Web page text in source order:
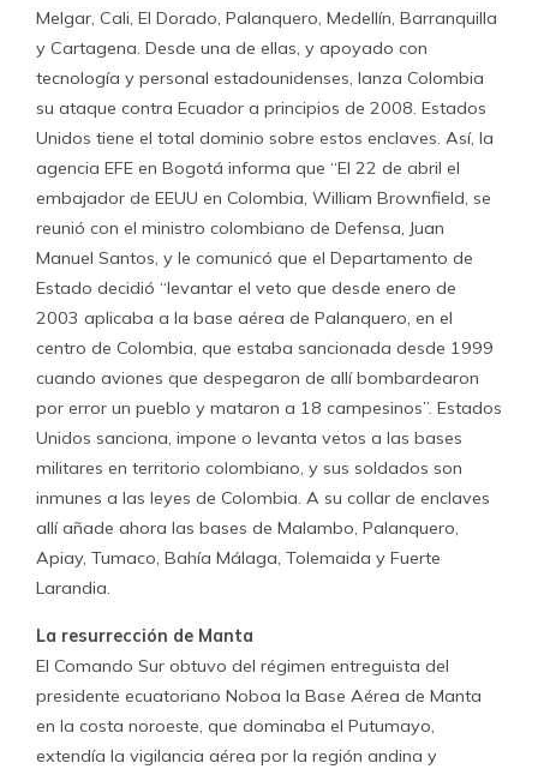
Melgar, Cali, El Dorado, Palanquero, Medellín, Barranquilla
y Cartagena. Desde una de ellas, y apoyado con
tecnología y personal estadounidenses, lanza Colombia
su ataque contra Ecuador a principios de 2008. Estados
Unidos tiene el total dominio sobre estos enclaves. Así, la
agencia EFE en Bogotá informa que “El 22 de abril el
embajador de EEUU en Colombia, William Brownfield, se
reunió con el ministro colombiano de Defensa, Juan
Manuel Santos, y le comunicó que el Departamento de
Estado decidió “levantar el veto que desde enero de
2003 aplicaba a la base aérea de Palanquero, en el
centro de Colombia, que estaba sancionada desde 1999
cuando aviones que despegaron de allí bombardearon
por error un pueblo y mataron a 18 campesinos”. Estados
Unidos sanciona, impone o levanta vetos a las bases
militares en territorio colombiano, y sus soldados son
inmunes a las leyes de Colombia. A su collar de enclaves
allí añade ahora las bases de Malambo, Palanquero,
Apiay, Tumaco, Bahía Málaga, Tolemaida y Fuerte
Larandia.
La resurrección de Manta
El Comando Sur obtuvo del régimen entreguista del
presidente ecuatoriano Noboa la Base Aérea de Manta
en la costa noroeste, que dominaba el Putumayo,
extendía la vigilancia aérea por la región andina y